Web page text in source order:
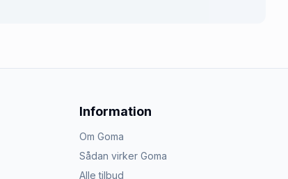
Information
Om Goma
Sådan virker Goma
Alle tilbud